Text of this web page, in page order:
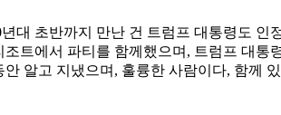
년대 초반까지 만난 건 트럼프 대통령도
조트에서 파티를 함께했으며, 트럼프 대
안 알고 지냈으며, 훌륭한 사람이다, 함께